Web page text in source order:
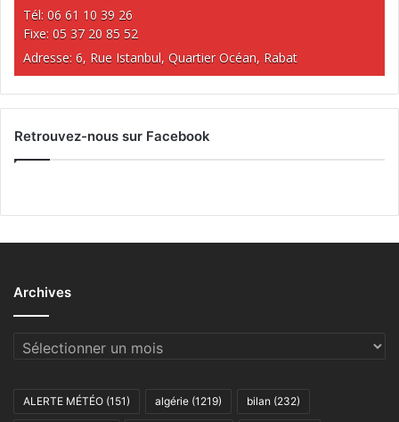
Tél: 06 61 10 39 26
Fixe: 05 37 20 85 52
Adresse: 6, Rue Istanbul, Quartier Océan, Rabat
Retrouvez-nous sur Facebook
Archives
Archives
ALERTE MÉTÉO (151) algérie (1219) bilan (232)